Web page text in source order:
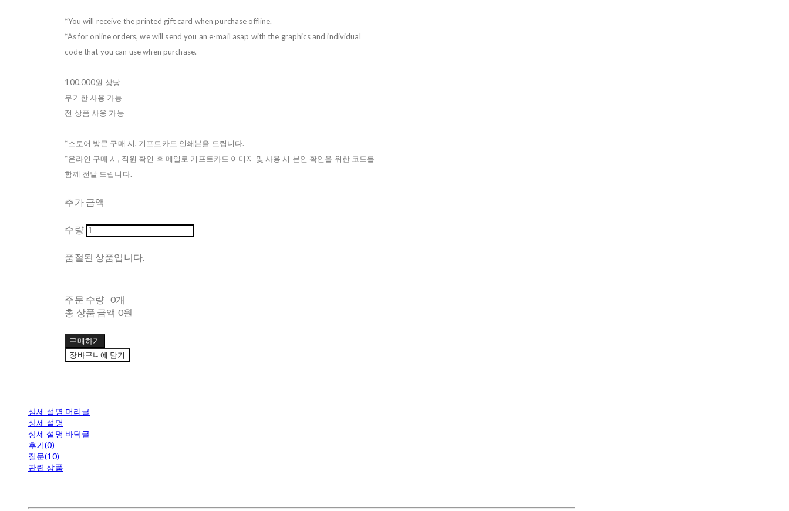
*You will receive the printed gift card when purchase offline.
*As for online orders, we will send you an e-mail asap with the graphics and individual
code that you can use when purchase.
100.000원 상당
무기한 사용 가능
전 상품 사용 가능
*스토어 방문 구매 시, 기프트카드 인쇄본을 드립니다.
*온라인 구매 시, 직원 확인 후 메일로 기프트카드 이미지 및 사용 시 본인 확인을 위한 코드를
함께 전달 드립니다.
추가 금액
수량
품절된 상품입니다.
주문 수량 0개
총 상품 금액 0원
구매하기
장바구니에 담기
상세 설명 머리글
상세 설명
상세 설명 바닥글
후기(0)
질문(10)
관련 상품